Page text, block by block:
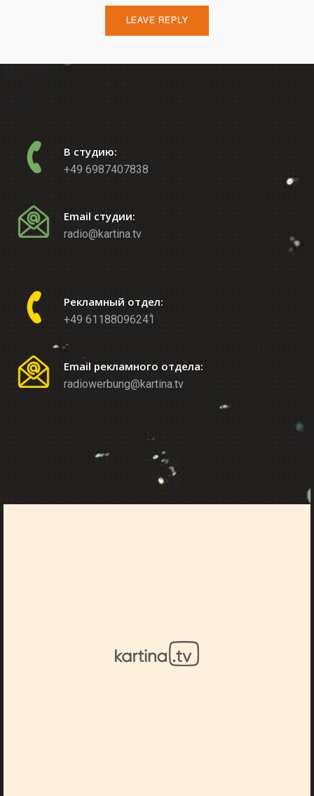
В студию:
+49 6987407838
Email студии:
radio@kartina.tv
Рекламный отдел:
+49 61188096241
Email рекламного отдела:
radiowerbung@kartina.tv